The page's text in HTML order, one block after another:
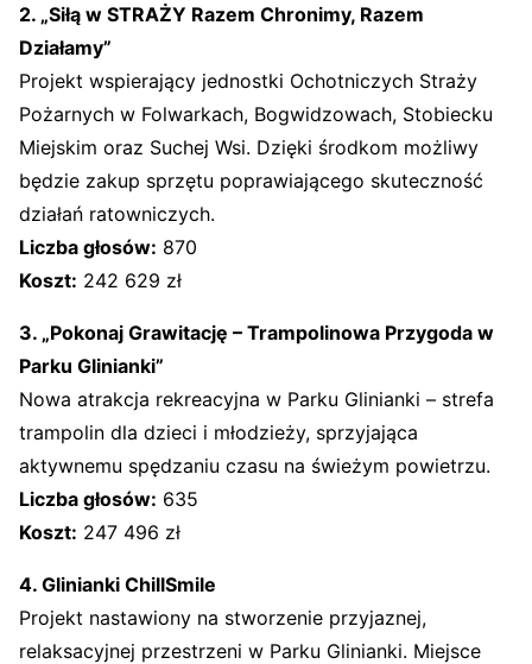
2. „Siłą w STRAŻY Razem Chronimy, Razem
Działamy”
Projekt wspierający jednostki Ochotniczych Straży
Pożarnych w Folwarkach, Bogwidzowach, Stobiecku
Miejskim oraz Suchej Wsi. Dzięki środkom możliwy
będzie zakup sprzętu poprawiającego skuteczność
działań ratowniczych.
Liczba głosów: 870
Koszt: 242 629 zł
3. „Pokonaj Grawitację – Trampolinowa Przygoda w
Parku Glinianki”
Nowa atrakcja rekreacyjna w Parku Glinianki – strefa
trampolin dla dzieci i młodzieży, sprzyjająca
aktywnemu spędzaniu czasu na świeżym powietrzu.
Liczba głosów: 635
Koszt: 247 496 zł
4. Glinianki ChillSmile
Projekt nastawiony na stworzenie przyjaznej,
relaksacyjnej przestrzeni w Parku Glinianki. Miejsce